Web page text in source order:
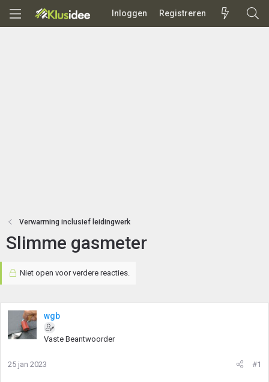
Inloggen Registreren
Verwarming inclusief leidingwerk
Slimme gasmeter
Niet open voor verdere reacties.
wgb
Vaste Beantwoorder
25 jan 2023 #1